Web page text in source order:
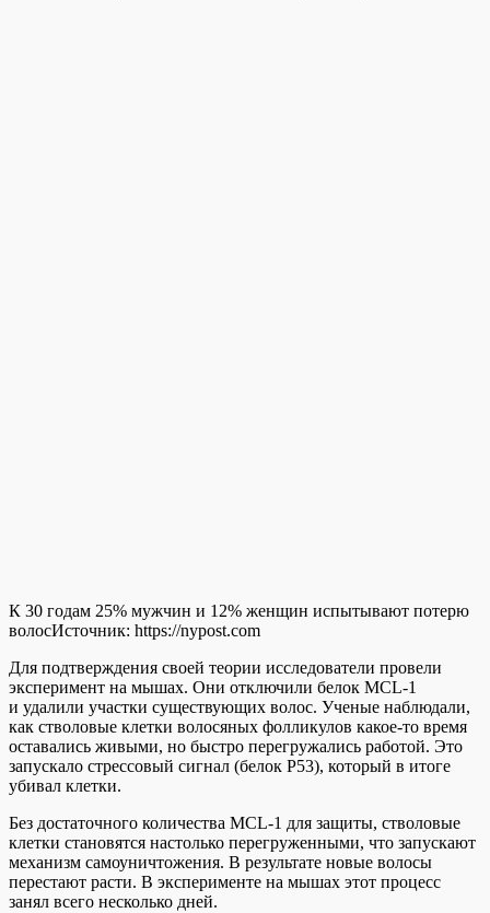
К 30 годам 25% мужчин и 12% женщин испытывают потерю
волосИсточник: https://nypost.com
Для подтверждения своей теории исследователи провели
эксперимент на мышах. Они отключили белок MCL-1
и удалили участки существующих волос. Ученые наблюдали,
как стволовые клетки волосяных фолликулов какое-то время
оставались живыми, но быстро перегружались работой. Это
запускало стрессовый сигнал (белок P53), который в итоге
убивал клетки.
Без достаточного количества MCL-1 для защиты, стволовые
клетки становятся настолько перегруженными, что запускают
механизм самоуничтожения. В результате новые волосы
перестают расти. В эксперименте на мышах этот процесс
занял всего несколько дней.